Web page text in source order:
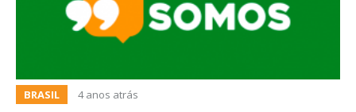
BRASIL 4 anos atrás